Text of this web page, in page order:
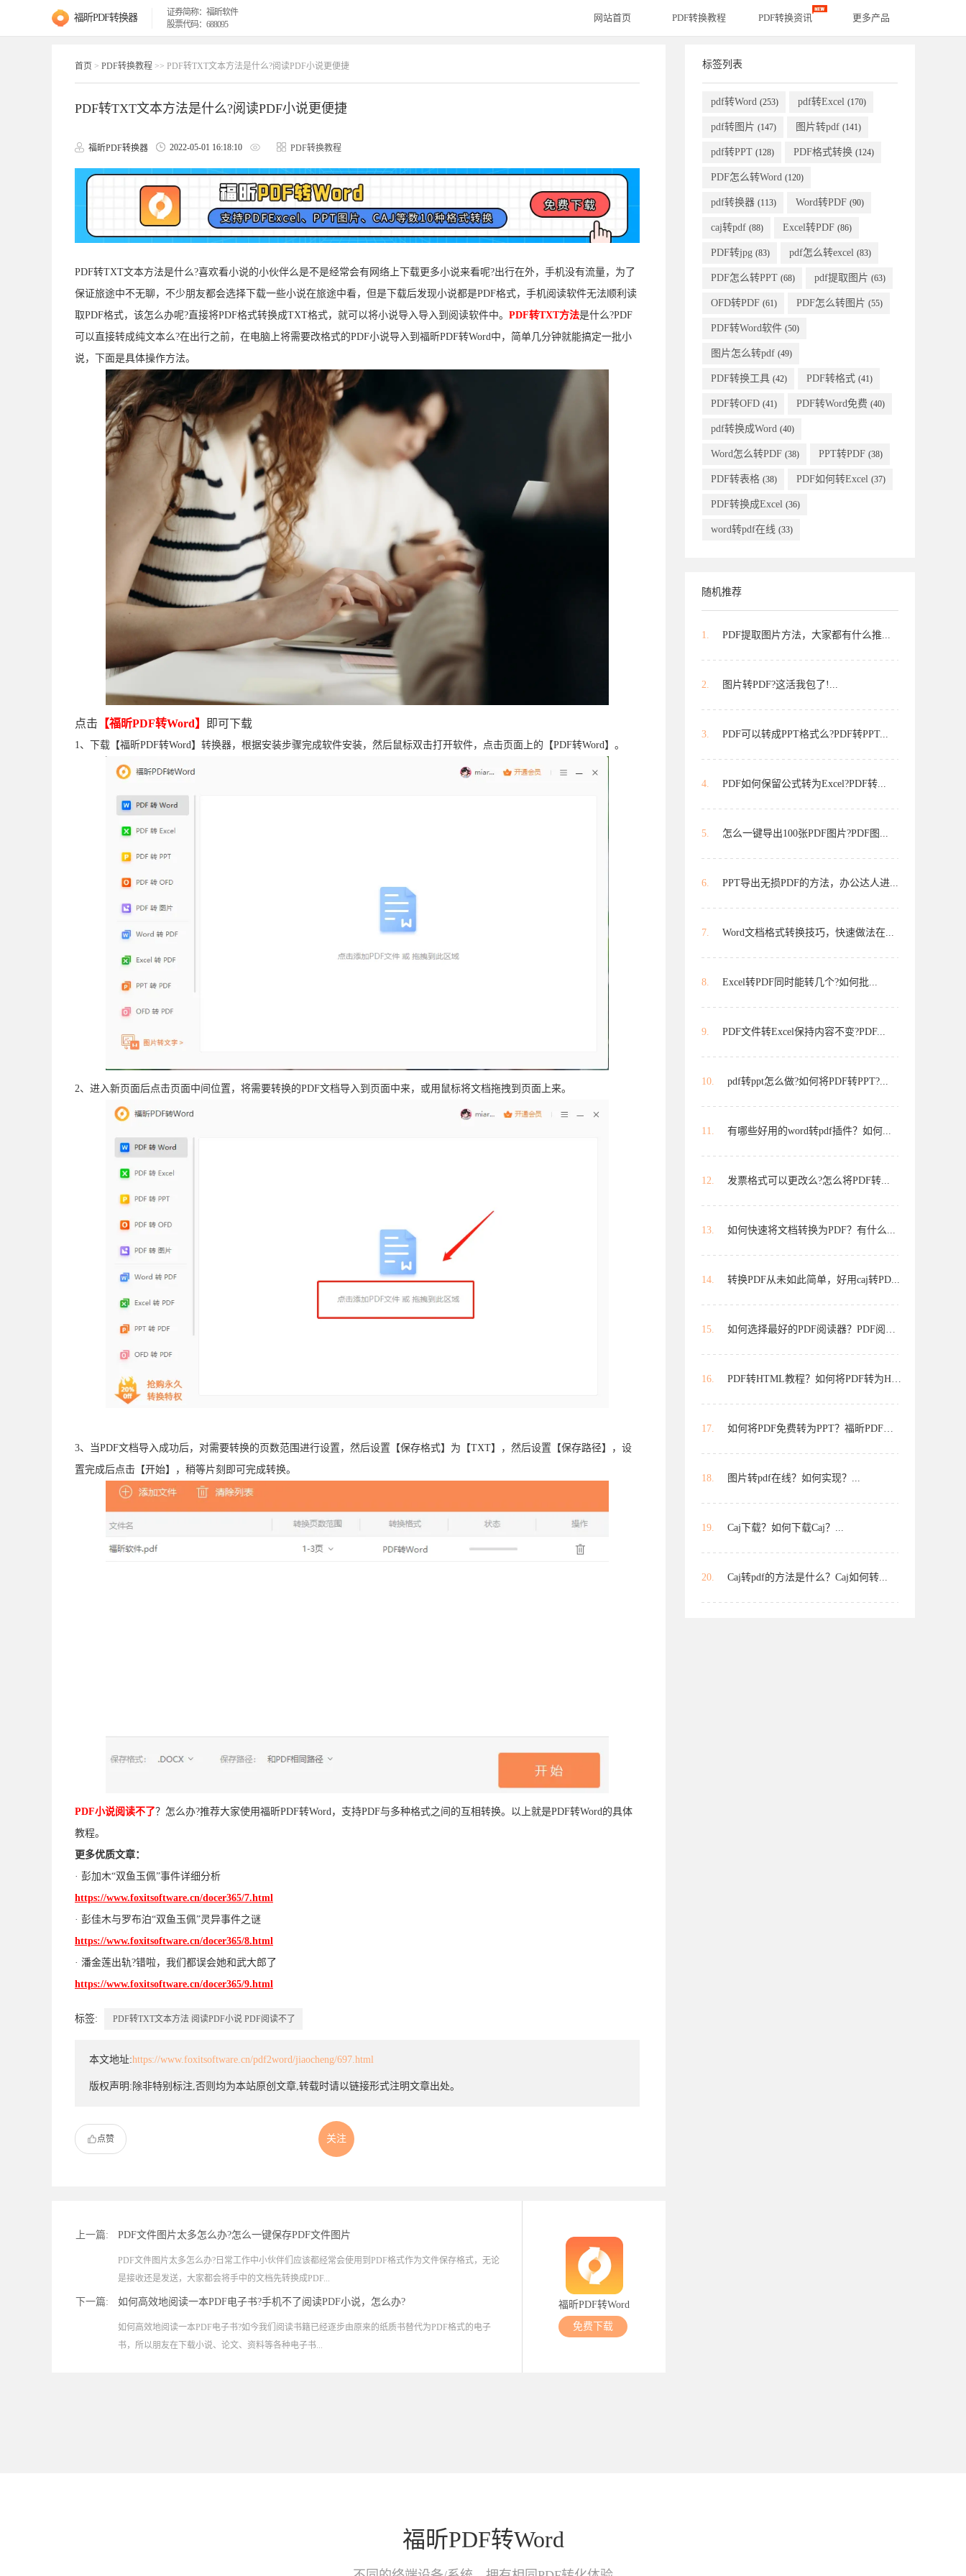
福昕PDF转换器
证券简称：福昕软件
股票代码：688095
网站首页 PDF转换教程 PDF转换资讯 更多产品
首页 > PDF转换教程 >> PDF转TXT文本方法是什么?阅读PDF小说更便捷
PDF转TXT文本方法是什么?阅读PDF小说更便捷
福昕PDF转换器 2022-05-01 16:18:10 PDF转换教程
PDF转TXT文本方法是什么?喜欢看小说的小伙伴么是不是经常会有网络上下载更多小说来看呢?出行在外，手机没有流量，为了
保证旅途中不无聊，不少朋友都会选择下载一些小说在旅途中看，但是下载后发现小说都是PDF格式，手机阅读软件无法顺利读
取PDF格式，该怎么办呢?直接将PDF格式转换成TXT格式，就可以将小说导入导入到阅读软件中。 PDF转TXT方法是什么?PDF
可以直接转成纯文本么?在出行之前，在电脑上将需要改格式的PDF小说导入到福昕PDF转Word中，简单几分钟就能搞定一批小
说，下面是具体操作方法。
点击 【福昕PDF转Word】 即可下载
1、下载【福昕PDF转Word】转换器，根据安装步骤完成软件安装，然后鼠标双击打开软件，点击页面上的【PDF转Word】。
2、进入新页面后点击页面中间位置，将需要转换的PDF文档导入到页面中来，或用鼠标将文档拖拽到页面上来。
3、当PDF文档导入成功后，对需要转换的页数范围进行设置，然后设置【保存格式】为【TXT】，然后设置【保存路径】，设
置完成后点击【开始】，稍等片刻即可完成转换。
PDF小说阅读不了？怎么办?推荐大家使用福昕PDF转Word，支持PDF与多种格式之间的互相转换。以上就是PDF转Word的具体
教程。
更多优质文章：
· 彭加木“双鱼玉佩”事件详细分析
https://www.foxitsoftware.cn/docer365/7.html
· 彭佳木与罗布泊“双鱼玉佩”灵异事件之谜
https://www.foxitsoftware.cn/docer365/8.html
· 潘金莲出轨?错啦，我们都误会她和武大郎了
https://www.foxitsoftware.cn/docer365/9.html
标签: PDF转TXT文本方法 阅读PDF小说 PDF阅读不了
本文地址:https://www.foxitsoftware.cn/pdf2word/jiaocheng/697.html
版权声明:除非特别标注,否则均为本站原创文章,转载时请以链接形式注明文章出处。
点赞 关注
上一篇: PDF文件图片太多怎么办?怎么一键保存PDF文件图片
PDF文件图片太多怎么办?日常工作中小伙伴们应该都经常会使用到PDF格式作为文件保存格式，无论
是接收还是发送，大家都会将手中的文档先转换成PDF...
下一篇: 如何高效地阅读一本PDF电子书?手机不了阅读PDF小说，怎么办?
如何高效地阅读一本PDF电子书?如今我们阅读书籍已经逐步由原来的纸质书替代为PDF格式的电子
书，所以朋友在下载小说、论文、资料等各种电子书...
福昕PDF转Word
免费下载
标签列表
pdf转Word (253) pdf转Excel (170)
pdf转图片 (147) 图片转pdf (141)
pdf转PPT (128) PDF格式转换 (124)
PDF怎么转Word (120)
pdf转换器 (113) Word转PDF (90)
caj转pdf (88) Excel转PDF (86)
PDF转jpg (83) pdf怎么转excel (83)
PDF怎么转PPT (68) pdf提取图片 (63)
OFD转PDF (61) PDF怎么转图片 (55)
PDF转Word软件 (50)
图片怎么转pdf (49)
PDF转换工具 (42) PDF转格式 (41)
PDF转OFD (41) PDF转Word免费 (40)
pdf转换成Word (40)
Word怎么转PDF (38) PPT转PDF (38)
PDF转表格 (38) PDF如何转Excel (37)
PDF转换成Excel (36)
word转pdf在线 (33)
随机推荐
1. PDF提取图片方法，大家都有什么推...
2. 图片转PDF?这活我包了!...
3. PDF可以转成PPT格式么?PDF转PPT...
4. PDF如何保留公式转为Excel?PDF转...
5. 怎么一键导出100张PDF图片?PDF图...
6. PPT导出无损PDF的方法，办公达人进...
7. Word文档格式转换技巧，快速做法在...
8. Excel转PDF同时能转几个?如何批...
9. PDF文件转Excel保持内容不变?PDF...
10. pdf转ppt怎么做?如何将PDF转PPT?...
11. 有哪些好用的word转pdf插件？如何...
12. 发票格式可以更改么?怎么将PDF转...
13. 如何快速将文档转换为PDF？有什么...
14. 转换PDF从未如此简单，好用caj转PD...
15. 如何选择最好的PDF阅读器？PDF阅读...
16. PDF转HTML教程？如何将PDF转为HTML...
17. 如何将PDF免费转为PPT？福昕PDF能...
18. 图片转pdf在线？如何实现？...
19. Caj下载？如何下载Caj？...
20. Caj转pdf的方法是什么？Caj如何转...
福昕PDF转Word